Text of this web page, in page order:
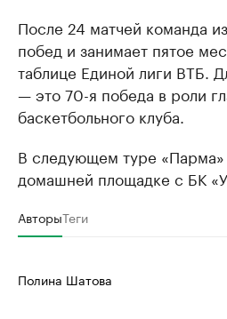
После 24 матчей команда
побед и занимает пятое
таблице Единой лиги ВТБ.
— это 70-я победа в роли
баскетбольного клуба.
В следующем туре «Парма»
домашней площадке с БК
АвторыТеги
Полина Шатова